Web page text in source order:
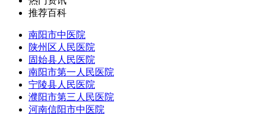
推荐百科
南阳市中医院
陕州区人民医院
固始县人民医院
南阳市第一人民医院
宁陵县人民医院
濮阳市第三人民医院
河南信阳市中医院